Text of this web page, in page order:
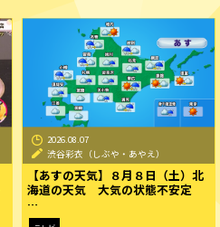
2026.08.07
渋谷彩衣（しぶや・あやえ）
【あすの天気】８月８日（土）北
海道の天気 大気の状態不安定
…